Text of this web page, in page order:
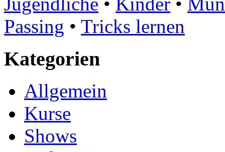
Passing • Tricks lernen
Kategorien
Allgemein
Kurse
Shows